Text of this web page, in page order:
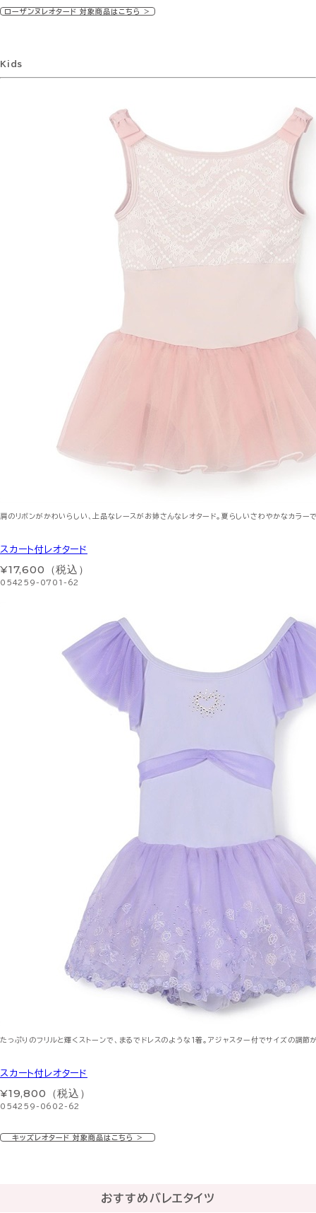
ローザンヌレオタード 対象商品はこちら ＞
Kids
肩のリボンがかわいらしい、上品なレースがお姉さんなレオタード。夏らしいさわやかなカラー
スカート付レオタード
¥17,600（税込）
054259-0701-62
たっぷりのフリルと輝くストーンで、まるでドレスのような１着。アジャスター付でサイズの調節
スカート付レオタード
¥19,800（税込）
054259-0602-62
キッズレオタード 対象商品はこちら ＞
おすすめバレエタイツ